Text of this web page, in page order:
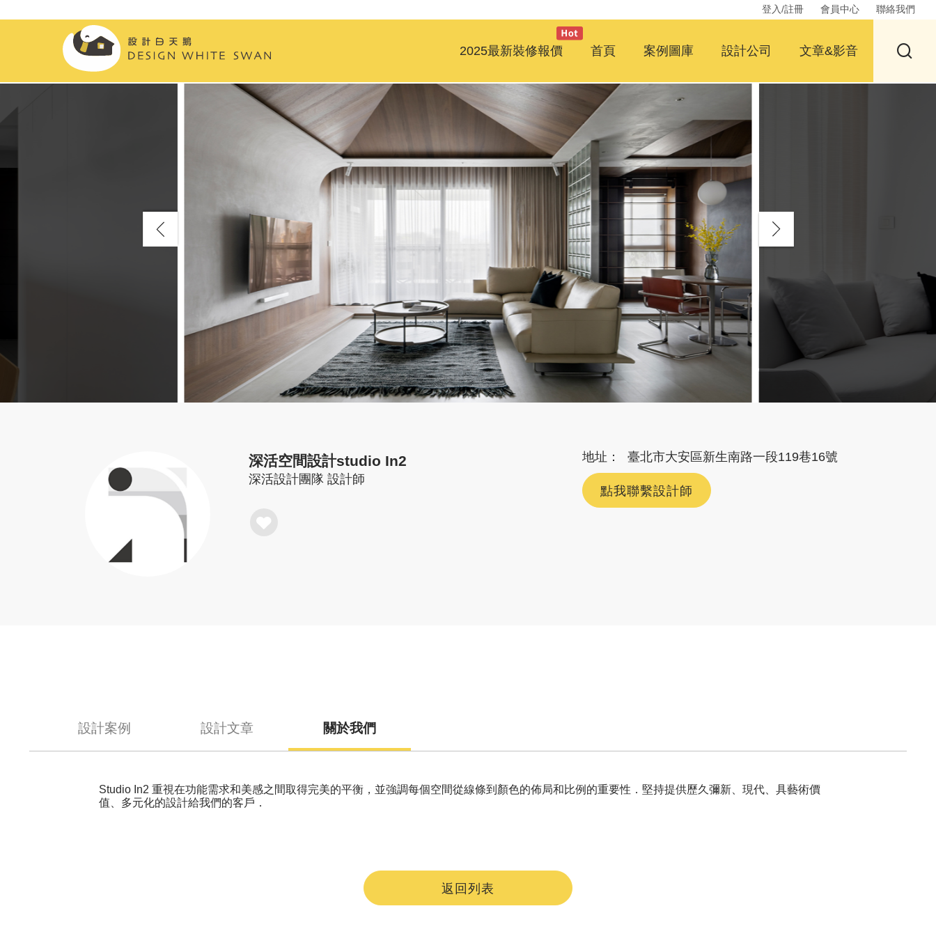
登入/註冊 會員中心 聯絡我們
2025最新裝修報價 首頁 案例圖庫 設計公司 文章&影音
深活空間設計studio In2
深活設計團隊 設計師
地址： 臺北市大安區新生南路一段119巷16號
點我聯繫設計師
設計案例 設計文章 關於我們
Studio In2 重視在功能需求和美感之間取得完美的平衡，並強調每個空間從線條到顏色的佈局和比例的重要性．堅持提供歷久彌新、現代、具藝術價
值、多元化的設計給我們的客戶．
返回列表